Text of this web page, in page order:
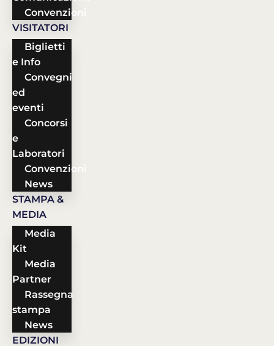
Convenzioni
VISITATORI
Biglietti
e Info
Convegni
ed
eventi
Concorsi
e
Laboratori
Convenzioni
News
STAMPA &
MEDIA
Media
Kit
Media
Partner
Rassegna
stampa
News
EDIZIONI